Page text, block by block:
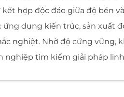
kết hợp độc đáo giữa độ bền
dụng kiến trúc, sản xuất
nghiệt. Nhờ độ cứng vững,
nghiệp tìm kiếm giải pháp